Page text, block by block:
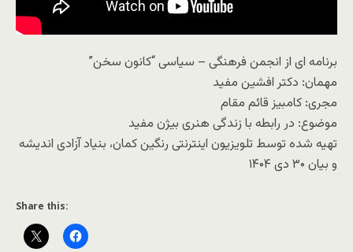
برنامه ای از انجمن فرهنگی – سیاسی “کانون سخن”
مهمان: دکتر افشین مفید
مجری: کامبیز قائم مقام
موضوع: در رابطه با زندگی هنری بیژن مفید
تهیه شده توسط تلویزیون اینترنتی رنگین کمان، بنیاد آزادی اندیشه
و بیان ۳۰ دی ۱۴۰۴
Share this: